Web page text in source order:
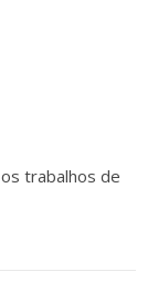
trabalhos de